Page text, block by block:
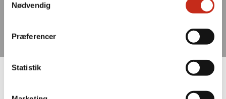
Nødvendig
Præferencer
Statistik